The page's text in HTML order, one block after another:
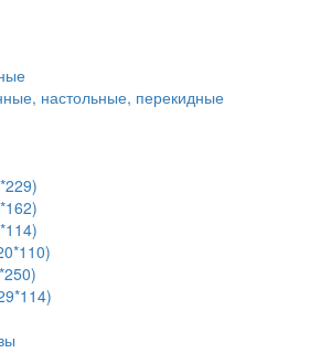
настольные, перекидные